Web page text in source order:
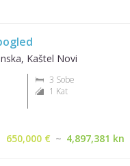
Kaštel Novi
3 Sobe
1 Kat
650,000 € ~ 4,897,381 kn